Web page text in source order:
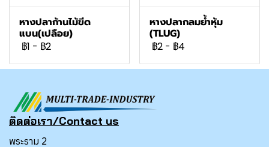
หางปลาก้านไม้ขีด
แบน(เปลือย)
฿1 - ฿2
หางปลากลมย้ำหุ้ม
(TLUG)
฿2 - ฿4
ติดต่อเรา/Contact us
พระราม 2